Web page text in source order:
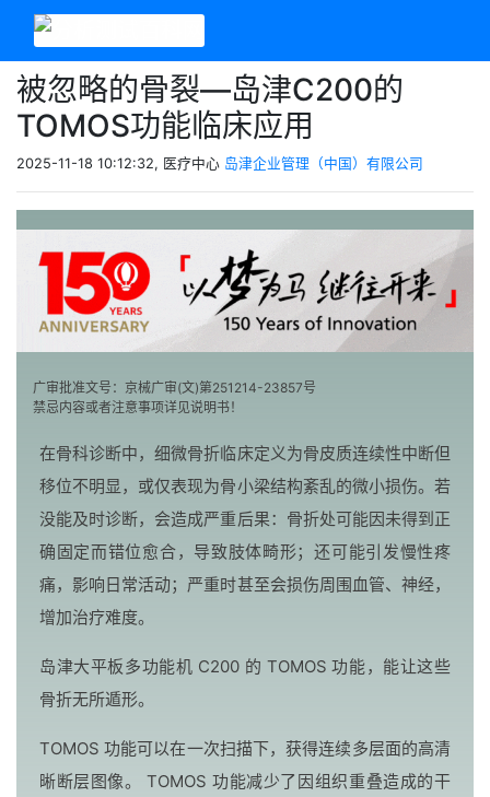
被忽略的骨裂—岛津C200的
TOMOS功能临床应用
2025-11-18 10:12:32, 医疗中心 岛津企业管理（中国）有限公司
广审批准文号：京械广审(文)第251214-23857号
禁忌内容或者注意事项详见说明书！
在骨科诊断中，细微骨折临床定义为骨皮质连续性中断但
移位不明显，或仅表现为骨小梁结构紊乱的微小损伤。若
没能及时诊断，会造成严重后果：骨折处可能因未得到正
确固定而错位愈合，导致肢体畸形；还可能引发慢性疼
痛，影响日常活动；严重时甚至会损伤周围血管、神经，
增加治疗难度。
岛津大平板多功能机 C200 的 TOMOS 功能，能让这些
骨折无所遁形。
TOMOS 功能可以在一次扫描下，获得连续多层面的高清
晰断层图像。 TOMOS 功能减少了因组织重叠造成的干